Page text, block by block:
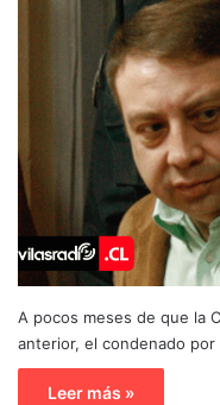
A pocos meses de que la
anterior, el condenado
Leer más »